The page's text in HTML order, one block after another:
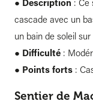
● Description : Ce
cascade avec un
un bain de soleil
● Difficulté :
● Points forts :
Sentier de